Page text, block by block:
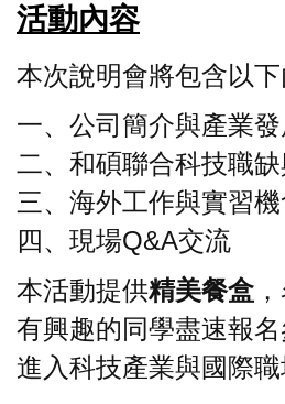
活動內容
本次說明會將包含以下
一、公司簡介與產業
二、和碩聯合科技職
三、海外工作與實習
四、現場Q&A交流
本活動提供精美餐盒
有興趣的同學盡速報
進入科技產業與國際職